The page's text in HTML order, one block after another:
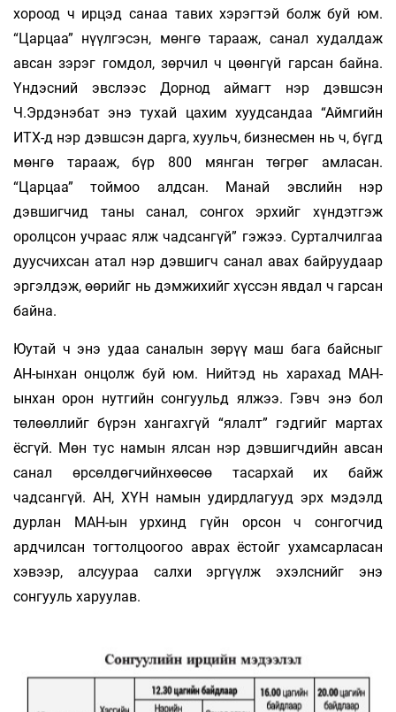
хороод ч ирцэд санаа тавих хэрэгтэй болж буй юм.
“Царцаа” нүүлгэсэн, мөнгө тарааж, санал худалдаж
авсан зэрэг гомдол, зөрчил ч цөөнгүй гарсан байна.
Үндэсний эвслээс Дорнод аймагт нэр дэвшсэн
Ч.Эрдэнэбат энэ тухай цахим хуудсандаа “Аймгийн
ИТХ-д нэр дэвшсэн дарга, хуульч, бизнесмен нь ч, бүгд
мөнгө тарааж, бүр 800 мянган төгрөг амласан.
“Царцаа” тоймоо алдсан. Манай эвслийн нэр
дэвшигчид таны санал, сонгох эрхийг хүндэтгэж
оролцсон учраас ялж чадсангүй” гэжээ. Сурталчилгаа
дуусчихсан атал нэр дэвшигч санал авах байруудаар
эргэлдэж, өөрийг нь дэмжихийг хүссэн явдал ч гарсан
байна.
Юутай ч энэ удаа саналын зөрүү маш бага байсныг
АН-ынхан онцолж буй юм. Нийтэд нь харахад МАН-
ынхан орон нутгийн сонгуульд ялжээ. Гэвч энэ бол
төлөөллийг бүрэн хангахгүй “ялалт” гэдгийг мартах
ёсгүй. Мөн тус намын ялсан нэр дэвшигчдийн авсан
санал өрсөлдөгчийнхөөсөө тасархай их байж
чадсангүй. АН, ХҮН намын удирдлагууд эрх мэдэлд
дурлан МАН-ын урхинд гүйн орсон ч сонгогчид
ардчилсан тогтолцоогоо аврах ёстойг ухамсарласан
хэвээр, алсуураа салхи эргүүлж эхэлснийг энэ
сонгууль харуулав.